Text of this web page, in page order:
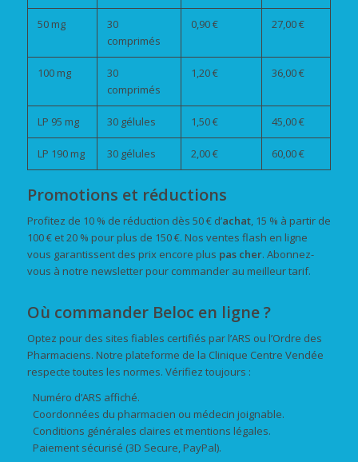
50 mg
30
comprimés
0,90 € 27,00 €
100 mg
30
comprimés
1,20 € 36,00 €
LP 95 mg 30 gélules 1,50 € 45,00 €
LP 190 mg 30 gélules 2,00 € 60,00 €
Promotions et réductions
Profitez de 10 % de réduction dès 50 € d’achat, 15 % à partir de
100 € et 20 % pour plus de 150 €. Nos ventes flash en ligne
vous garantissent des prix encore plus pas cher. Abonnez-
vous à notre newsletter pour commander au meilleur tarif.
Où commander Beloc en ligne ?
Optez pour des sites fiables certifiés par l’ARS ou l’Ordre des
Pharmaciens. Notre plateforme de la Clinique Centre Vendée
respecte toutes les normes. Vérifiez toujours :
Numéro d’ARS affiché.
Coordonnées du pharmacien ou médecin joignable.
Conditions générales claires et mentions légales.
Paiement sécurisé (3D Secure, PayPal).